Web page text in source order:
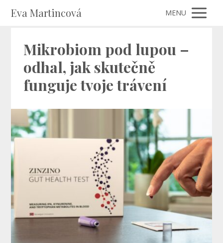
Eva Martincová MENU
Mikrobiom pod lupou –
odhal, jak skutečně
funguje tvoje trávení